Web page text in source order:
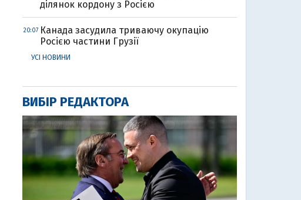
ділянок кордону з Росією
20:07 Канада засудила триваючу окупацію
Росією частини Грузії
УСІ НОВИНИ
ВИБІР РЕДАКТОРА